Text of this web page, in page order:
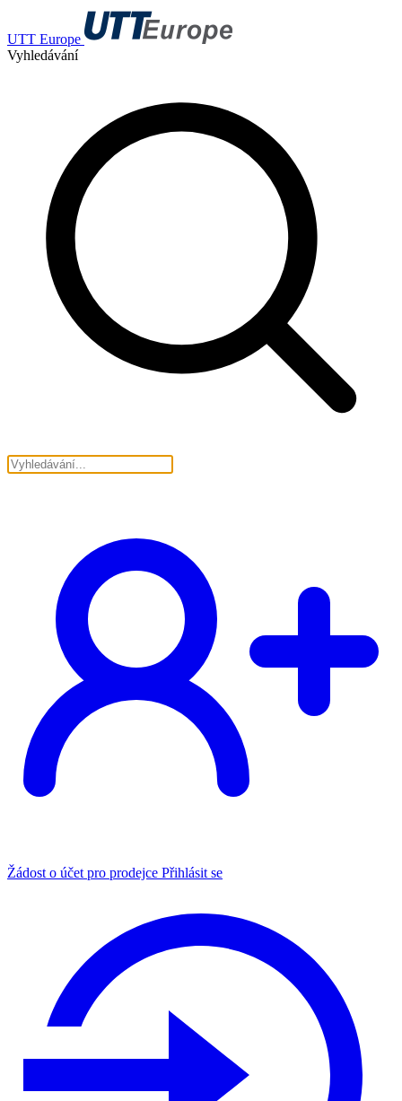
UTT Europe
Vyhledávání
Žádost o účet pro prodejce Přihlásit se